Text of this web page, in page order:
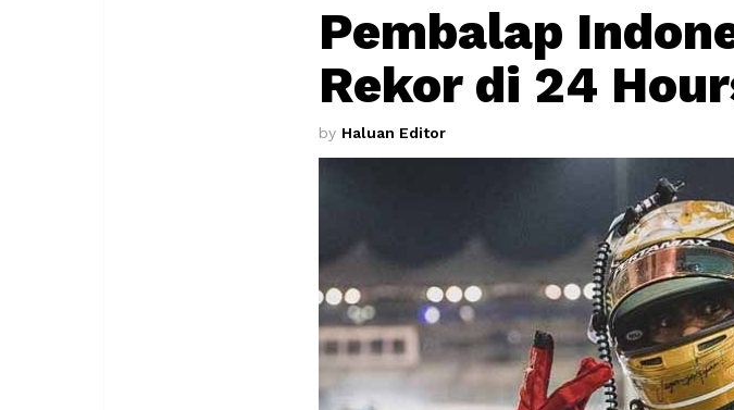
Pembalap
Rekor di 24
by Haluan Editor